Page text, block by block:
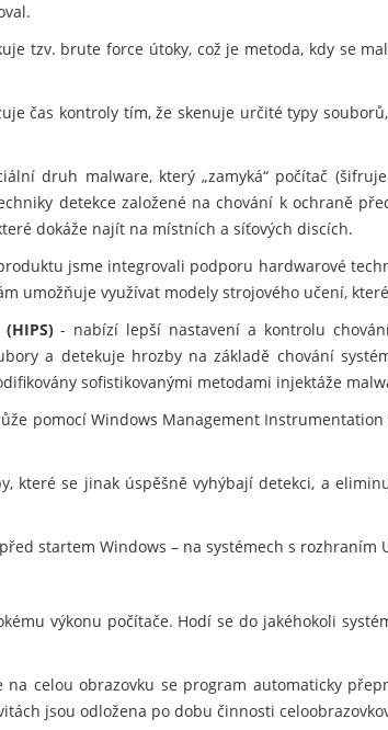
tzv. brute force útoky, což je metoda, kdy se
čas kontroly tím, že skenuje určité typy
druh malware, který „zamyká“ počítač
detekce založené na chování k ochraně
dokáže najít na místních a síťových discích.
jsme integrovali podporu hardwarové
umožňuje využívat modely strojového učení,
- nabízí lepší nastavení a kontrolu
a detekuje hrozby na základě chování
sofistikovanými metodami injektáže
pomocí Windows Management
které se jinak úspěšně vyhýbají detekci, a
startem Windows – na systémech s rozhraním
výkonu počítače. Hodí se do jakéhokoli
celou obrazovku se program automaticky
jsou odložena po dobu činnosti